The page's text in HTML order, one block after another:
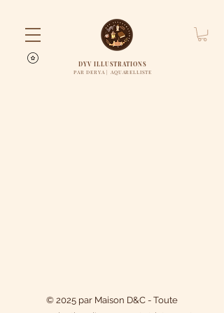
DYV ILLUSTRATIONS
PAR DERYA | AQUARELLISTE
© 2025 par Maison D&C - Toute